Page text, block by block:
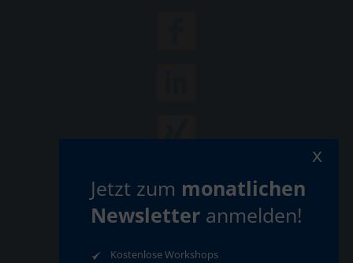
Jetzt zum monatlichen
Newsletter anmelden!
Kostenlose Workshops
x